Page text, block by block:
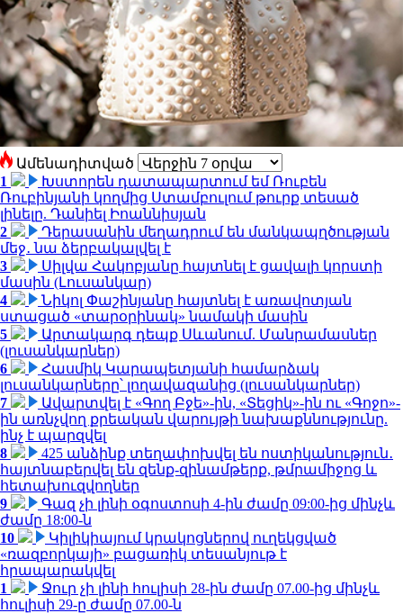
Ամենադիտված
1
Խստորեն դատապարտում եմ Ռուբեն
Ռուբինյանի կողմից Ստամբուլում թուրք տեսած
լինելը. Դանիել Իոաննիսյան
2
Դերասանին մեղադրում են մանկապղծության
մեջ․ նա ձերբակալվել է
3
Սիլվա Հակոբյանը հայտնել է ցավալի կորստի
մասին (Լուսանկար)
4
Նիկոլ Փաշինյանը հայտնել է առավոտյան
ստացած «տարօրինակ» նամակի մասին
5
Արտակարգ դեպք Սևանում. Մանրամասներ
(լուսանկարներ)
6
Հասմիկ Կարապետյանի համարձակ
լուսանկարները՝ լողավազանից (լուսանկարներ)
7
Ավարտվել է «Գող Բջե»-ին, «Տեցիկ»-ին ու «Գոջո»-
ին առնչվող քրեական վարույթի նախաքննությունը.
ինչ է պարզվել
8
425 անձինք տեղափոխվել են ոստիկանություն․
հայտնաբերվել են զենք-զինամթերք, թմրամիջոց և
հետախուզվողներ
9
Գազ չի լինի օգոստոսի 4-ին ժամը 09:00-ից մինչև
ժամը 18:00-ն
10
Կիլիկիայում կրակոցներով ուղեկցված
«ռազբորկայի» բացառիկ տեսանյութ է
հրապարակվել
1
Ջուր չի լինի հուլիսի 28-ին ժամը 07.00-ից մինչև
հուլիսի 29-ը ժամը 07.00-ն